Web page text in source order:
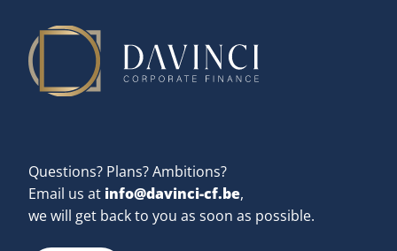
Questions? Plans? Ambitions?
Email us at info@davinci-cf.be,
we will get back to you as soon as possible.